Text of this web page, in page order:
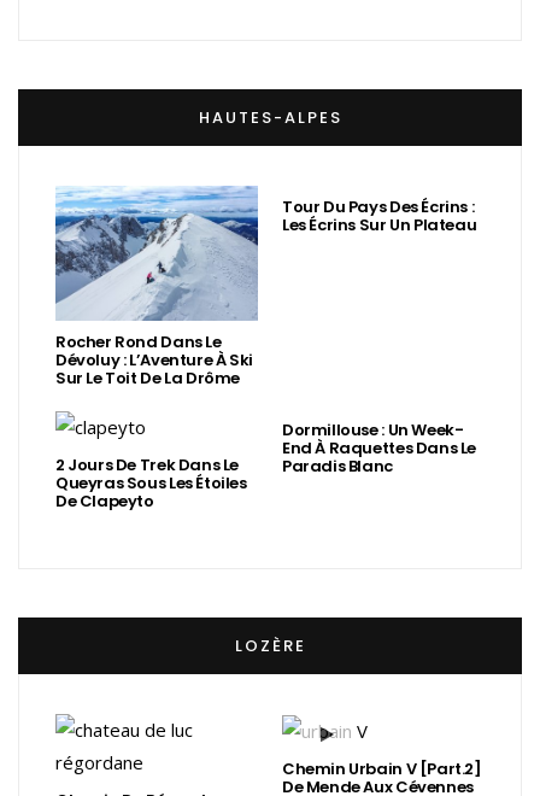
HAUTES-ALPES
Rocher Rond Dans Le
Dévoluy : L’Aventure À Ski
Sur Le Toit De La Drôme
Tour Du Pays Des Écrins :
Les Écrins Sur Un Plateau
2 Jours De Trek Dans Le
Queyras Sous Les Étoiles
De Clapeyto
Dormillouse : Un Week-
End À Raquettes Dans Le
Paradis Blanc
LOZÈRE
Chemin Urbain V [Part.2]
De Mende Aux Cévennes